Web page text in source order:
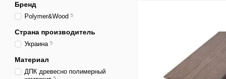
Бренд
Polymer&Wood 5
Страна производитель
Украина 5
Материал
ДПК древесно полимерный